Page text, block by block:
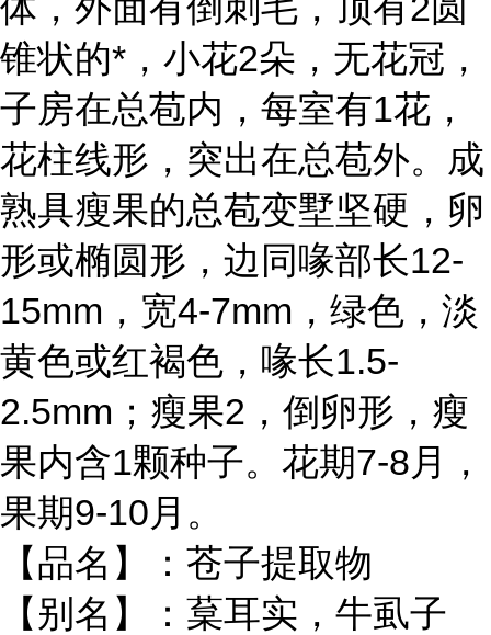
锥状的*，小花2朵，无花冠，
子房在总苞内，每室有1花，
花柱线形，突出在总苞外。成
熟具瘦果的总苞变墅坚硬，卵
形或椭圆形，边同喙部长12-
15mm，宽4-7mm，绿色，淡
黄色或红褐色，喙长1.5-
2.5mm；瘦果2，倒卵形，瘦
果内含1颗种子。花期7-8月，
果期9-10月。
【品名】：苍子提取物
【别名】：葈耳实，牛虱子